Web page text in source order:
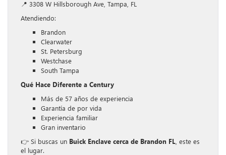
📍 3308 W Hillsborough Ave, Tampa, FL
Atendiendo:
Brandon
Clearwater
St. Petersburg
Westchase
South Tampa
Qué Hace Diferente a Century
Más de 57 años de experiencia
Garantía de por vida
Experiencia familiar
Gran inventario
👉 Si buscas un Buick Enclave cerca de Brandon FL , este es
el lugar.